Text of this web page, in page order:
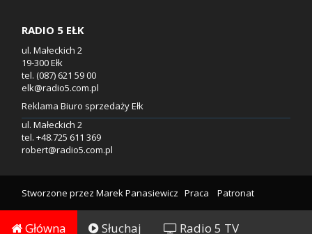
RADIO 5 EŁK
ul. Małeckich 2
19-300 Ełk
tel. (087) 621 59 00
elk@radio5.com.pl
Reklama Biuro sprzedaży Ełk
ul. Małeckich 2
tel. +48.725 611 369
robert@radio5.com.pl
Stworzone przez Marek Panasiewicz Praca Patronat
Reklama
Główna Słuchaj Radio 5 TV